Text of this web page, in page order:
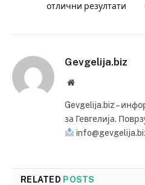
отлични резултати
Gevgelija.biz
Website
Gevgelija.biz –
за Гевгелија.
RELATED POSTS